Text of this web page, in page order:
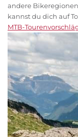
andere
kannst du dich auf
MTB-